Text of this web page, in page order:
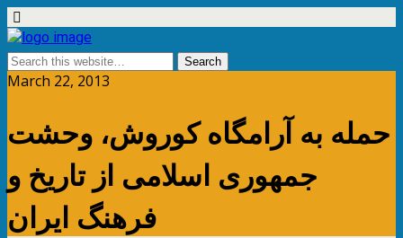
March 22, 2013
حمله به آرامگاه کوروش، وحشت
جمهوری اسلامی از تاریخ و
فرهنگ ایران